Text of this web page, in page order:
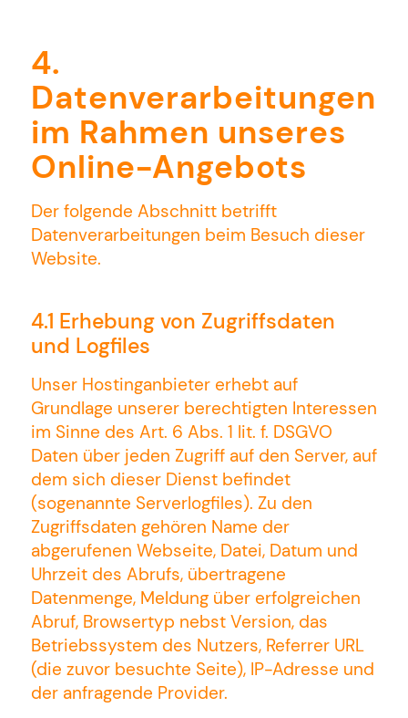
4.
Datenverarbeitungen
im Rahmen unseres
Online-Angebots
Der folgende Abschnitt betrifft
Datenverarbeitungen beim Besuch dieser
Website.
4.1 Erhebung von Zugriffsdaten
und Logfiles
Unser Hostinganbieter erhebt auf
Grundlage unserer berechtigten Interessen
im Sinne des Art. 6 Abs. 1 lit. f. DSGVO
Daten über jeden Zugriff auf den Server, auf
dem sich dieser Dienst befindet
(sogenannte Serverlogfiles). Zu den
Zugriffsdaten gehören Name der
abgerufenen Webseite, Datei, Datum und
Uhrzeit des Abrufs, übertragene
Datenmenge, Meldung über erfolgreichen
Abruf, Browsertyp nebst Version, das
Betriebssystem des Nutzers, Referrer URL
(die zuvor besuchte Seite), IP-Adresse und
der anfragende Provider.